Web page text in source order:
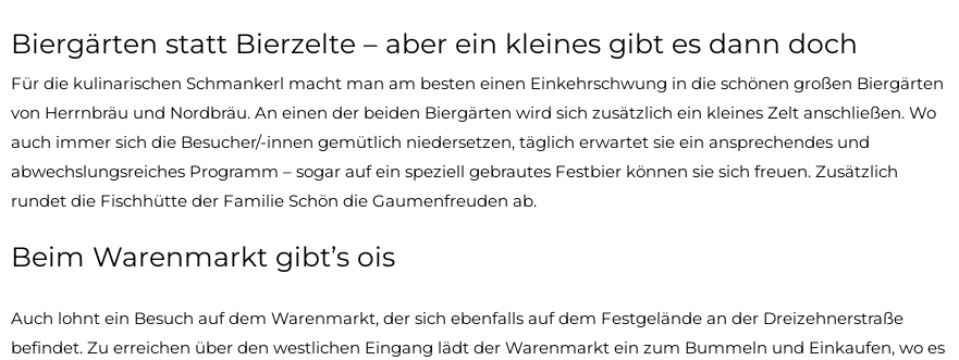
Biergärten statt Bierzelte – aber ein kleines gibt es dann doch
Für die kulinarischen Schmankerl macht man am besten einen Einkehrschwung in die schönen großen Biergärten
von Herrnbräu und Nordbräu. An einen der beiden Biergärten wird sich zusätzlich ein kleines Zelt anschließen. Wo
auch immer sich die Besucher/-innen gemütlich niedersetzen, täglich erwartet sie ein ansprechendes und
abwechslungsreiches Programm – sogar auf ein speziell gebrautes Festbier können sie sich freuen. Zusätzlich
rundet die Fischhütte der Familie Schön die Gaumenfreuden ab.
Beim Warenmarkt gibt’s ois
Auch lohnt ein Besuch auf dem Warenmarkt, der sich ebenfalls auf dem Festgelände an der Dreizehnerstraße
befindet. Zu erreichen über den westlichen Eingang lädt der Warenmarkt ein zum Bummeln und Einkaufen, wo es